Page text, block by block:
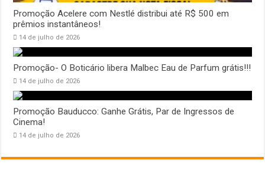
Promoção Acelere com Nestlé distribui até R$ 500 em
prêmios instantâneos!
14 de julho de 2026
Promoção- O Boticário libera Malbec Eau de Parfum grátis!!!
14 de julho de 2026
Promoção Bauducco: Ganhe Grátis, Par de Ingressos de
Cinema!
14 de julho de 2026